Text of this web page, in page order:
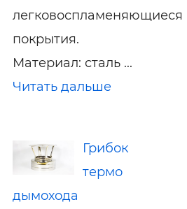
легковоспламеняющиеся
покрытия.
Материал: сталь ...
Читать дальше
Грибок
термо
дымохода